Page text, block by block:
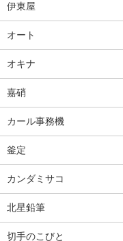
伊東屋
オート
オキナ
嘉硝
カール事務機
釜定
カンダミサコ
北星鉛筆
切手のこびと